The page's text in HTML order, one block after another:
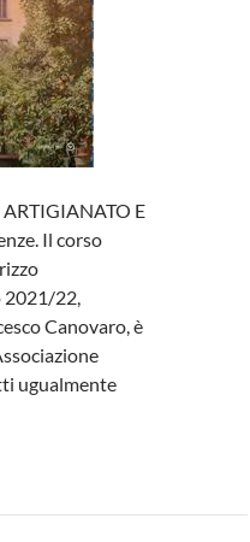
E
Il corso
2021/22,
Canovaro, è
ugualmente
e Palazzo progetto IED